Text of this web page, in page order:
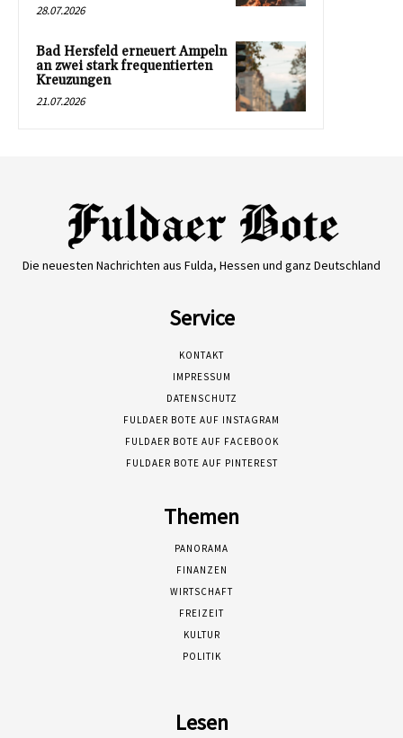
28.07.2026
Bad Hersfeld erneuert Ampeln
an zwei stark frequentierten
Kreuzungen
21.07.2026
Die neuesten Nachrichten aus Fulda, Hessen und ganz Deutschland
Service
KONTAKT
IMPRESSUM
DATENSCHUTZ
FULDAER BOTE AUF INSTAGRAM
FULDAER BOTE AUF FACEBOOK
FULDAER BOTE AUF PINTEREST
Themen
PANORAMA
FINANZEN
WIRTSCHAFT
FREIZEIT
KULTUR
POLITIK
Lesen